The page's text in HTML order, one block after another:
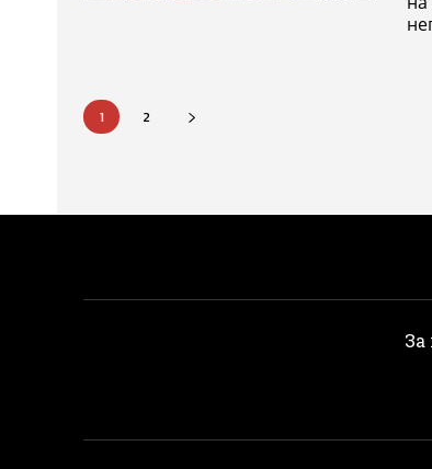
1 2
За